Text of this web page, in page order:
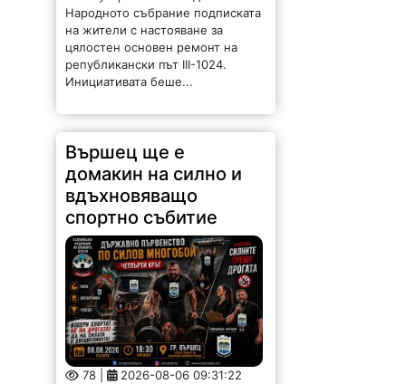
Народното събрание подписката
на жители с настояване за
цялостен основен ремонт на
републикански път III-1024.
Инициативата беше...
Вършец ще е
домакин на силно и
вдъхновяващо
спортно събитие
78 | 2026-08-06 09:31:22